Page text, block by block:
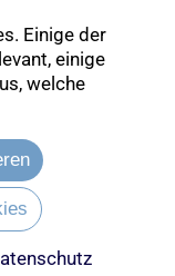
die Ev.
Einige der
einige
welche